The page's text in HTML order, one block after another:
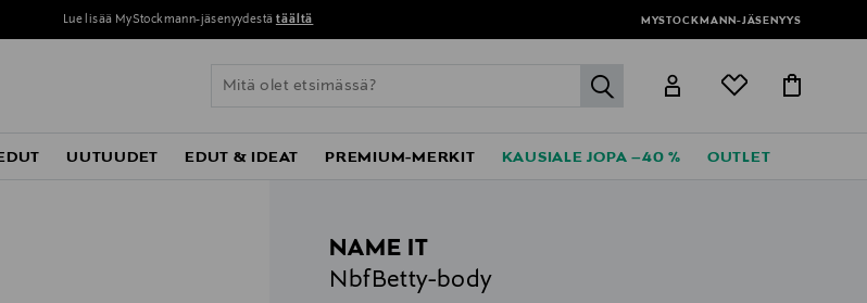
Lue lisää MyStockmann-jäsenyydestä täältä MYSTOCKMANN-JÄSENYYS
label.header.go
UUTUUDET EDUT & IDEAT PREMIUM-MERKIT KAUSIALE JOPA –40 % OUTLET
NAME IT
NbfBetty-body